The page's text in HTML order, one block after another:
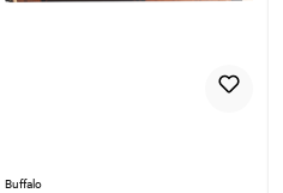
Buffalo